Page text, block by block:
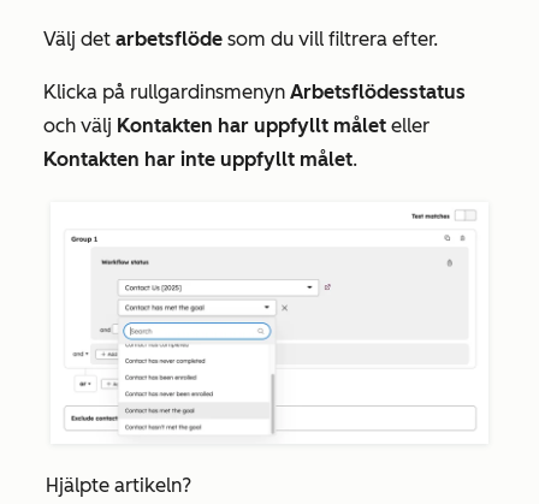
Välj det arbetsflöde som du vill filtrera efter.
Klicka på rullgardinsmenyn Arbetsflödesstatus
och välj Kontakten har uppfyllt målet eller
Kontakten har inte uppfyllt målet.
Hjälpte artikeln?